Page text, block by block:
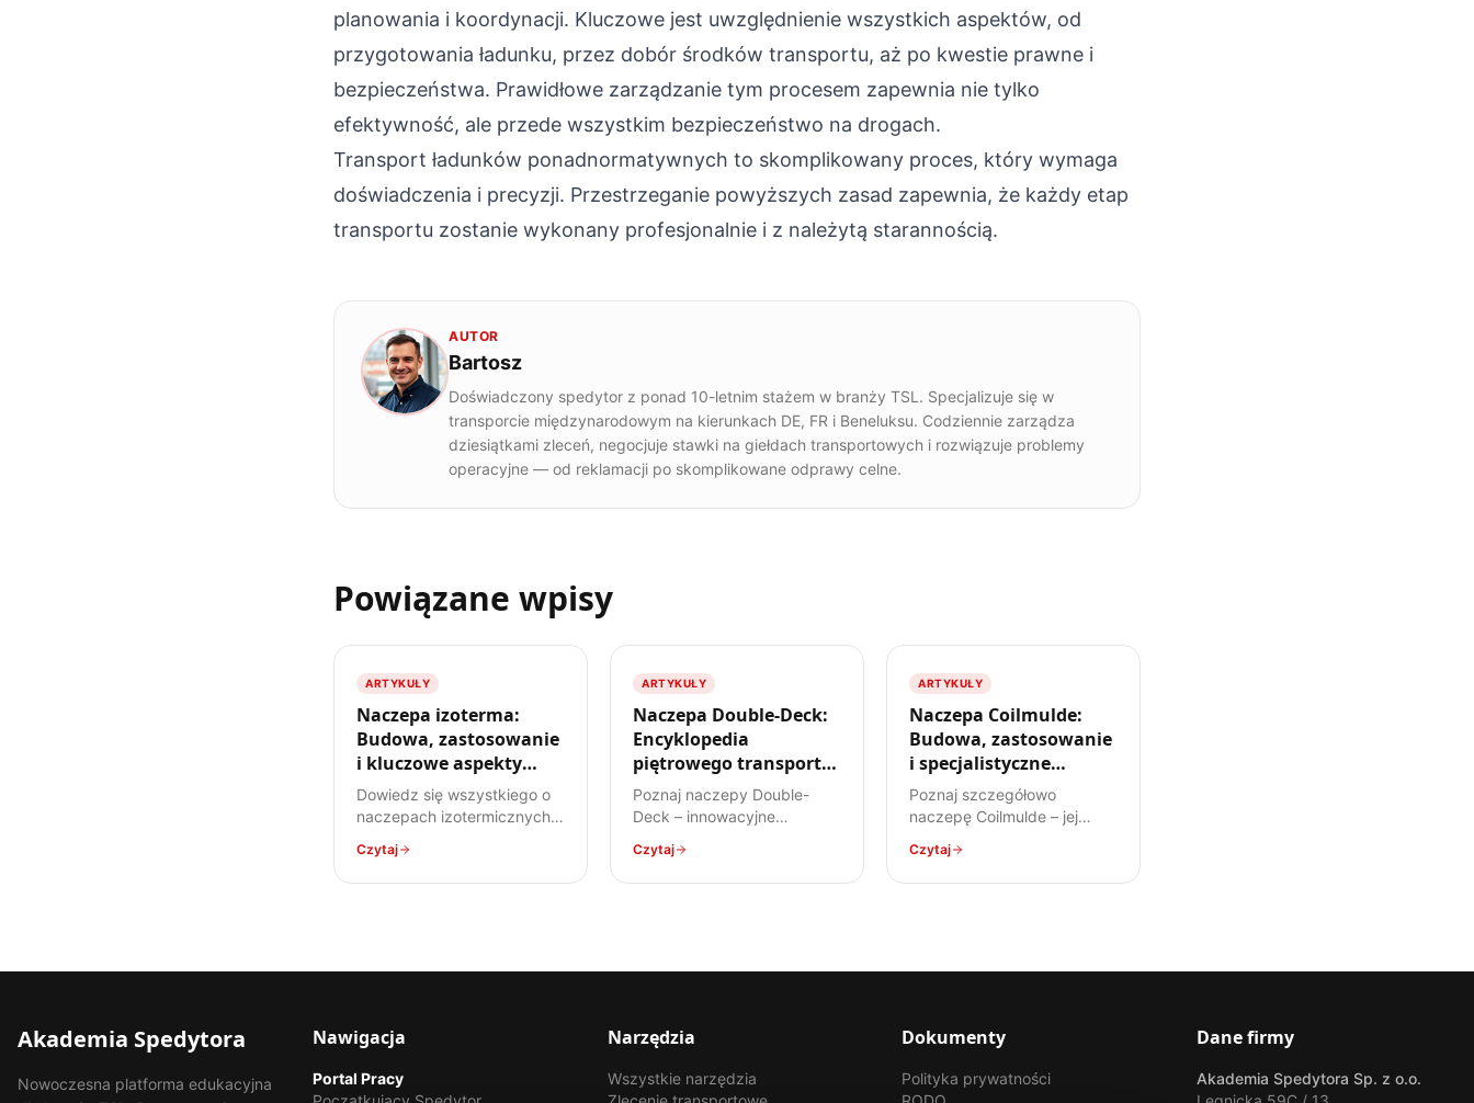
planowania i koordynacji. Kluczowe jest uwzględnienie wszystkich aspektów, od
przygotowania ładunku, przez dobór środków transportu, aż po kwestie prawne i
bezpieczeństwa. Prawidłowe zarządzanie tym procesem zapewnia nie tylko
efektywność, ale przede wszystkim bezpieczeństwo na drogach.
Transport ładunków ponadnormatywnych to skomplikowany proces, który wymaga
doświadczenia i precyzji. Przestrzeganie powyższych zasad zapewnia, że każdy etap
transportu zostanie wykonany profesjonalnie i z należytą starannością.
AUTOR
Bartosz
Doświadczony spedytor z ponad 10-letnim stażem w branży TSL. Specjalizuje się w
transporcie międzynarodowym na kierunkach DE, FR i Beneluksu. Codziennie zarządza
dziesiątkami zleceń, negocjuje stawki na giełdach transportowych i rozwiązuje problemy
operacyjne — od reklamacji po skomplikowane odprawy celne.
Powiązane wpisy
ARTYKUŁY
Naczepa izoterma:
Budowa, zastosowanie
i kluczowe aspekty
transportu
Dowiedz się wszystkiego o
naczepach izotermicznych –
zastosowanie, po regulacje
prawne. Poznaj specyfikę
Czytaj
ARTYKUŁY
Naczepa Double-Deck:
Encyklopedia
piętrowego transportu
w TSL
Poznaj naczepy Double-
Deck – innowacyjne
przestrzeń ładunkową.
Dowiedz się, jak działają,
Czytaj
ARTYKUŁY
Naczepa Coilmulde:
Budowa, zastosowanie
i specjalistyczne
przewozy
Poznaj szczegółowo
naczepę Coilmulde – jej
przewożonych ładunków i
zastosowanie w transporcie
Czytaj
Akademia Spedytora
Nowoczesna platforma edukacyjna
Nawigacja
Portal Pracy
Narzędzia
Wszystkie narzędzia
Dokumenty
Polityka prywatności
Dane firmy
Akademia Spedytora Sp. z o.o.